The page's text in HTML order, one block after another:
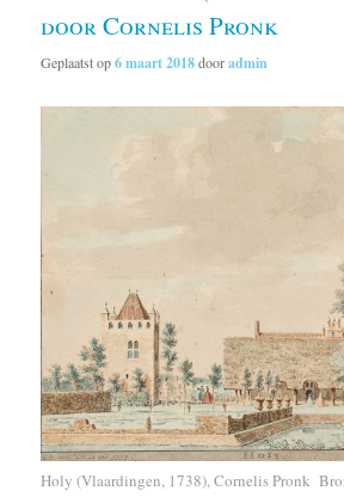
door Cornelis Pronk
Geplaatst op6 maart 2018dooradmin
Holy (Vlaardingen, 1738), Cornelis Pronk